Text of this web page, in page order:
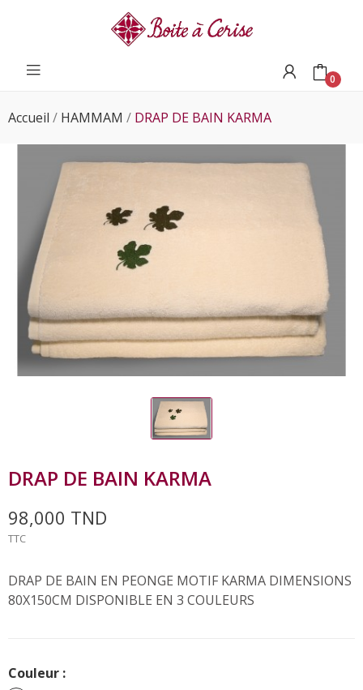
0
Accueil HAMMAM DRAP DE BAIN KARMA
DRAP DE BAIN KARMA
98,000 TND
TTC
DRAP DE BAIN EN PEONGE MOTIF KARMA DIMENSIONS
80X150CM DISPONIBLE EN 3 COULEURS
Couleur :